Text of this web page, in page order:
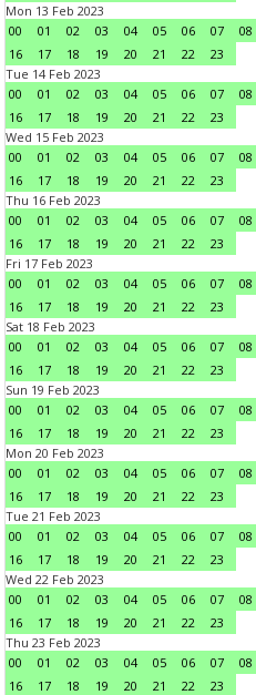
Mon 13 Feb 2023
00
01 02 03 04 05 06 07 08
16
17 18 19 20 21 22
23
Tue 14 Feb 2023
00
01 02 03 04 05 06 07 08
16
17 18 19 20 21 22
23
Wed 15 Feb 2023
00
01 02 03 04 05 06 07 08
16
17 18 19 20 21 22
23
Thu 16 Feb 2023
00
01 02 03 04 05 06 07 08
16
17 18 19 20 21 22
23
Fri 17 Feb 2023
00
01 02 03 04 05 06 07 08
16
17 18 19 20 21 22
23
Sat 18 Feb 2023
00
01 02 03 04 05 06 07 08
16
17 18 19 20 21 22
23
Sun 19 Feb 2023
00
01 02 03 04 05 06 07 08
16
17 18 19 20 21 22
23
Mon 20 Feb 2023
00
01 02 03 04 05 06 07 08
16
17 18 19 20 21 22
23
Tue 21 Feb 2023
00
01 02 03 04 05 06 07 08
16
17 18 19 20 21 22
23
Wed 22 Feb 2023
00
01 02 03 04 05 06 07 08
16
17 18 19 20 21 22
23
Thu 23 Feb 2023
00
01 02 03 04 05 06 07 08
16
17 18 19 20 21 22
23